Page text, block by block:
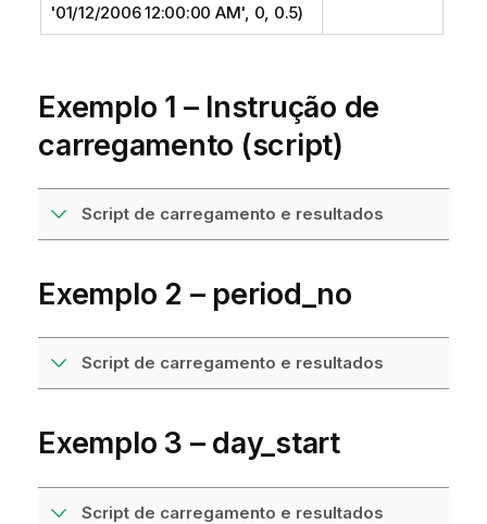
'01/12/2006 12:00:00 AM', 0, 0.5)
Exemplo 1 – Instrução de
carregamento (script)
Script de carregamento e resultados
Exemplo 2 – period_no
Script de carregamento e resultados
Exemplo 3 – day_start
Script de carregamento e resultados